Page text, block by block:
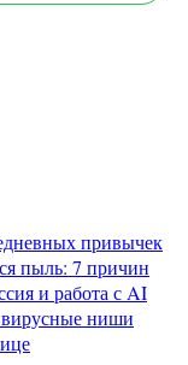
привычек
пыль: 7 причин
и работа с AI
ниши